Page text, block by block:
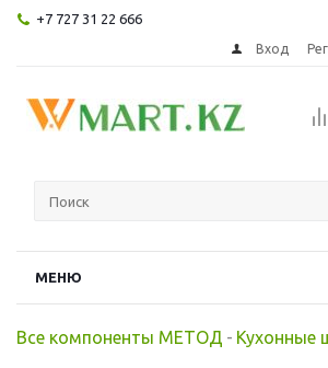
+7 727 31 22 666
Вход
МЕНЮ
Все компоненты МЕТОД -